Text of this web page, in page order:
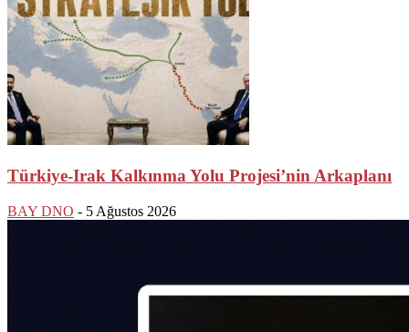
Türkiye-Irak Kalkınma Yolu Projesi’nin Arkaplanı
BAY DNO - 5 Ağustos 2026